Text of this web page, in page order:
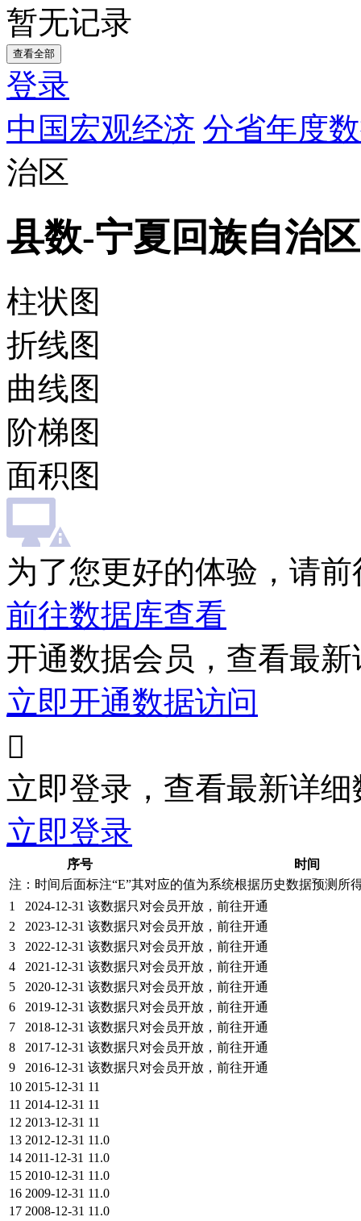
暂无记录
查看全部
登录
中国宏观经济 分省年度
治区
县数-宁夏回族自治区
柱状图
折线图
曲线图
阶梯图
面积图
为了您更好的体验，请
前往数据库查看
开通数据会员，查看最
立即开通数据访问

立即登录，查看最新详细
立即登录
序号
时间
注：时间后面标注“E”其对应的值为系统根据历史数据预测所
1
2024-12-31 该数据只对会员开放，前往开通
2
2023-12-31 该数据只对会员开放，前往开通
3
2022-12-31 该数据只对会员开放，前往开通
4
2021-12-31 该数据只对会员开放，前往开通
5
2020-12-31 该数据只对会员开放，前往开通
6
2019-12-31 该数据只对会员开放，前往开通
7
2018-12-31 该数据只对会员开放，前往开通
8
2017-12-31 该数据只对会员开放，前往开通
9
2016-12-31 该数据只对会员开放，前往开通
10 2015-12-31 11
11 2014-12-31 11
12 2013-12-31 11
13 2012-12-31 11.0
14 2011-12-31 11.0
15 2010-12-31 11.0
16 2009-12-31 11.0
17 2008-12-31 11.0